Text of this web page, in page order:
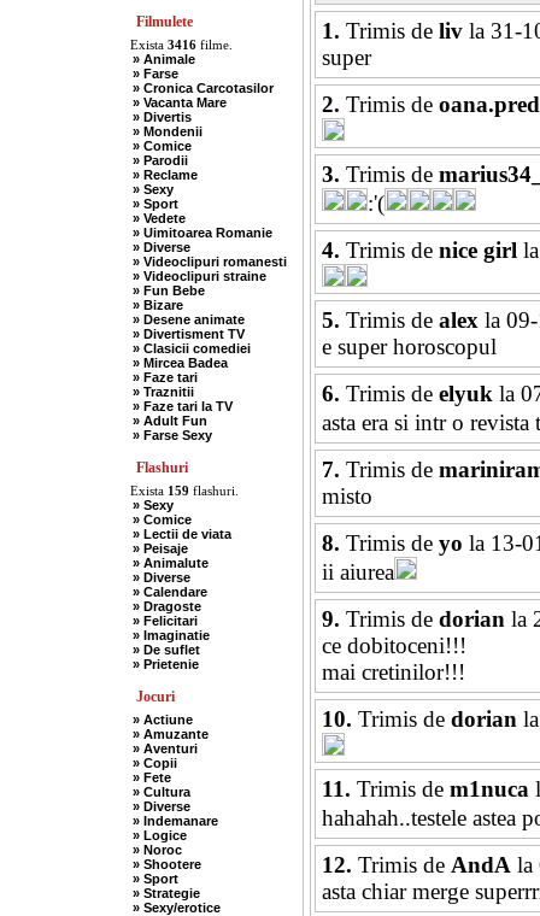
Filmulete
Exista 3416filme.
» Animale
» Farse
» Cronica Carcotasilor
» Vacanta Mare
» Divertis
» Mondenii
» Comice
» Parodii
» Reclame
» Sexy
» Sport
» Vedete
» Uimitoarea Romanie
» Diverse
» Videoclipuri romanesti
» Videoclipuri straine
» Fun Bebe
» Bizare
» Desene animate
» Divertisment TV
» Clasicii comediei
» Mircea Badea
» Faze tari
» Traznitii
» Faze tari la TV
» Adult Fun
» Farse Sexy
Flashuri
Exista 159 flashuri.
» Sexy
» Comice
» Lectii de viata
» Peisaje
» Animalute
» Diverse
» Calendare
» Dragoste
» Felicitari
» Imaginatie
» De suflet
» Prietenie
Jocuri
» Actiune
» Amuzante
» Aventuri
» Copii
» Fete
» Cultura
» Diverse
» Indemanare
» Logice
» Noroc
» Shootere
» Sport
» Strategie
» Sexy/erotice
1. Trimis de livla 31-
super
2. Trimis de
3. Trimis de
:'(
4. Trimis de nice girlla
5. Trimis de alexla 09-
e super horoscopul
6. Trimis de elyukla
asta era si intr o revista
7. Trimis de
misto
8. Trimis de yo la 13-
ii aiurea
9. Trimis de dorianla
ce dobitoceni!!!
mai cretinilor!!!
10. Trimis de dorianla
11. Trimis de m1nuca
hahahah..testele astea
12. Trimis de AndAla
asta chiar merge